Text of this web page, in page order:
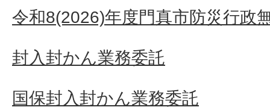
令和8(2026)年度門真市防災行政
封入封かん業務委託
国保封入封かん業務委託